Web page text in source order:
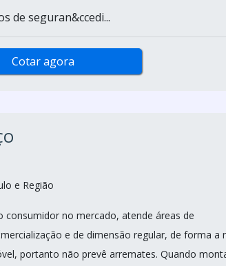
de seguran&ccedi...
Cotar agora
e Região
consumidor no mercado, atende áreas de
e de dimensão regular, de forma a
portanto não prevê arremates. Quando